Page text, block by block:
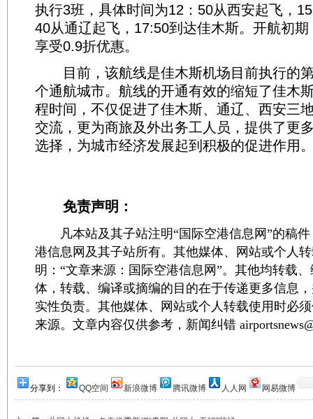
执行3班，具体时间为12：50从西安起飞，
40从通辽起飞，17:50到达佳木斯。开航初
享受0.9折优惠。
目前，该航线是佳木斯机场目前执行的
个通航城市。航线的开通有效的缩短了佳木
程时间，不仅促进了佳木斯、通辽、西安三
交流，更为商旅及外出务工人员，提供了更
选择，为城市经济发展起到积极的促进作用
免责声明：
凡本站及其子站注明“国际空港信息网”的稿件
港信息网及其子站所有。其他媒体、网站或个人
明：“文章来源：国际空港信息网”。其他均转载
体，转载、编译或摘编的目的在于传递更多信息
实性负责。其他媒体、网站或个人转载使用时必
来源。文章内容仅供参考，新闻纠错
分享到： QQ空间 新浪微博 腾讯微博 人人网 网易微博